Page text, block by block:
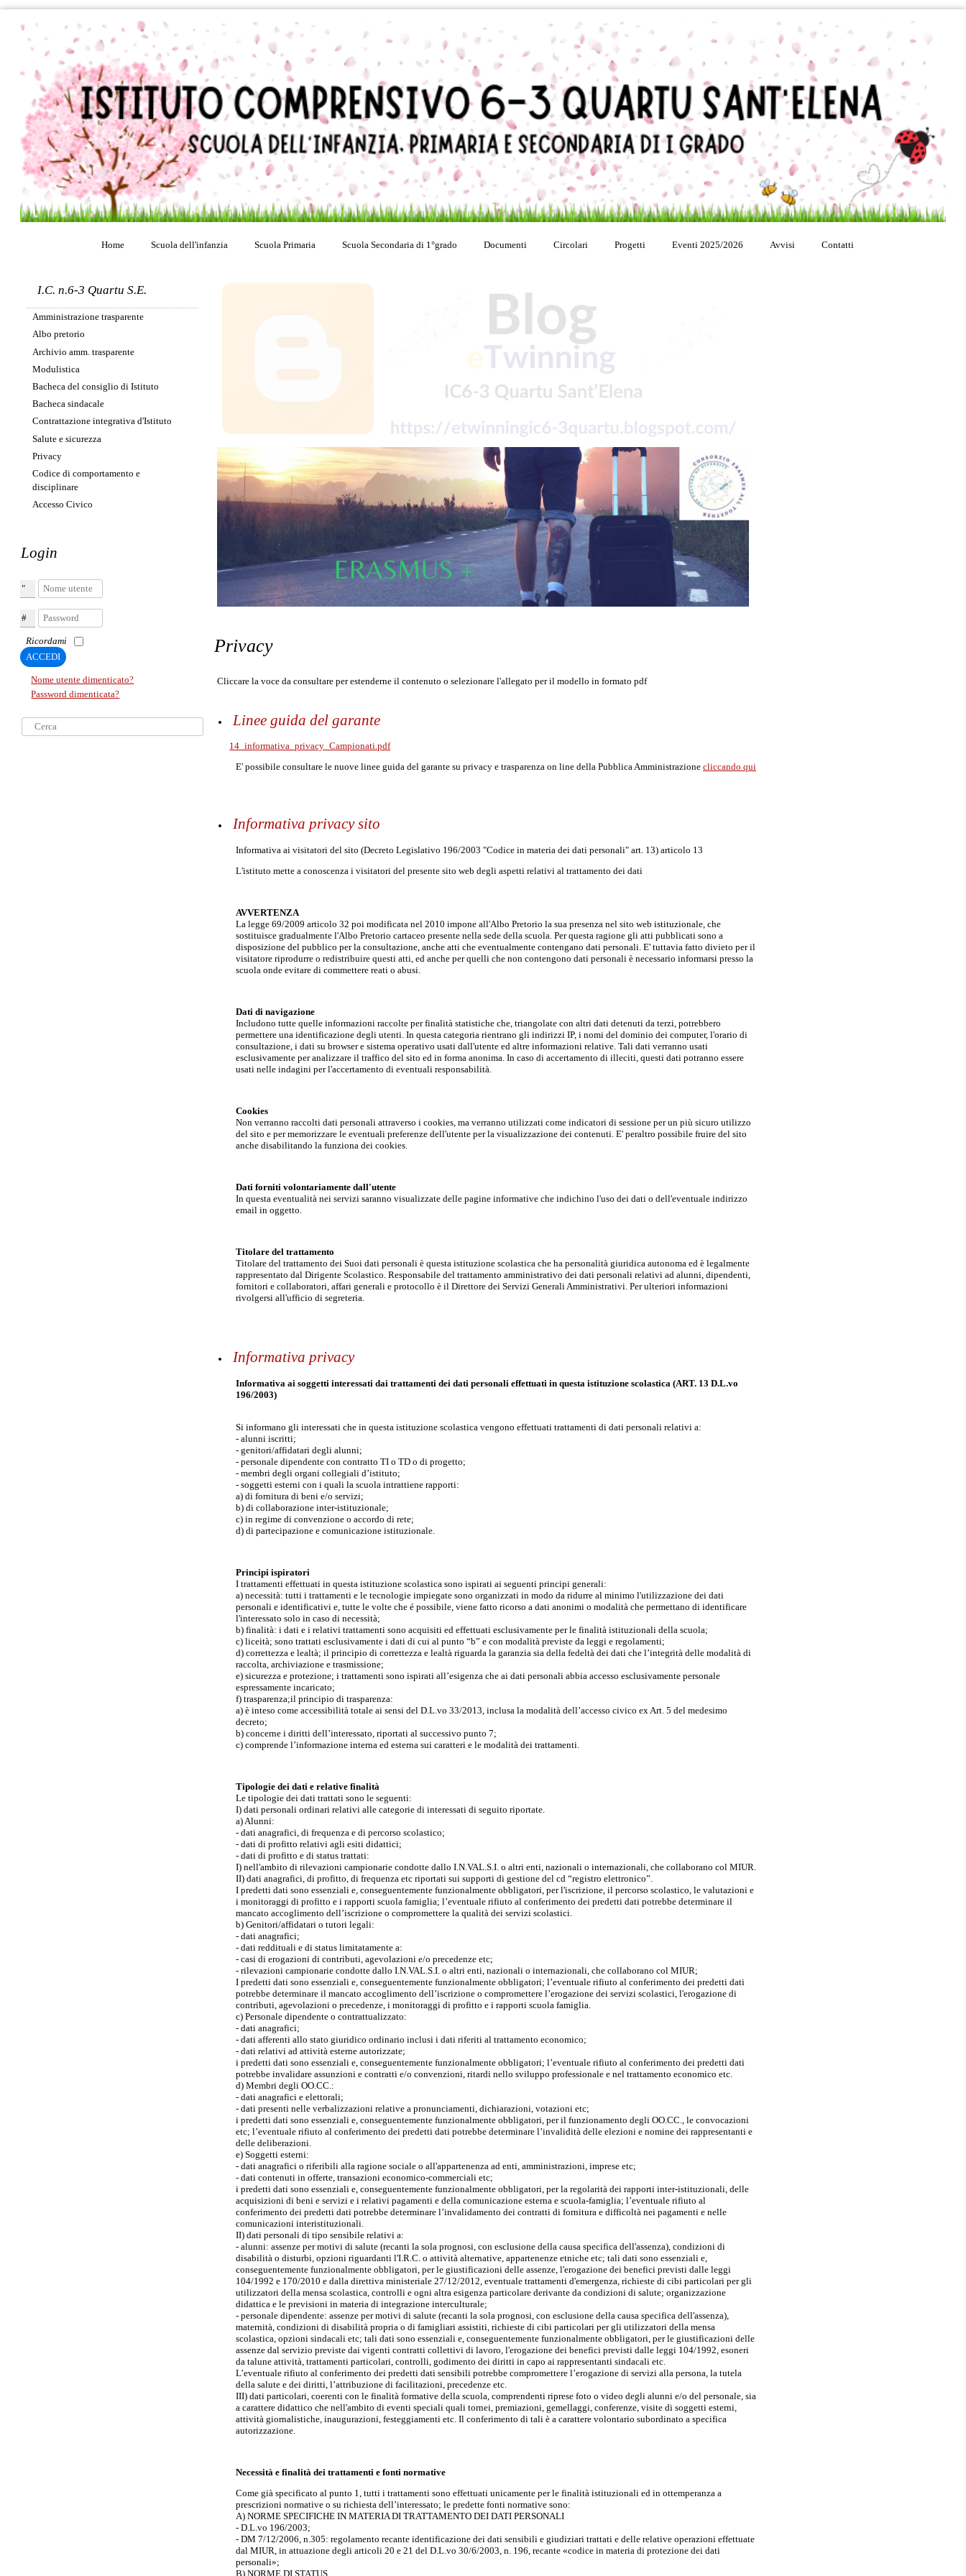
Home Scuola dell'infanzia Scuola Primaria Scuola Secondaria di 1°grado Documenti Circolari Progetti Eventi 2025/2026 Avvisi Contatti
I.C. n.6-3 Quartu S.E.
Amministrazione trasparente
Albo pretorio
Archivio amm. trasparente
Modulistica
Bacheca del consiglio di Istituto
Bacheca sindacale
Contrattazione integrativa d'Istituto
Salute e sicurezza
Privacy
Codice di comportamento e
disciplinare
Accesso Civico
Login
Nome utente
Password
Ricordami
ACCEDI
Nome utente dimenticato?
Password dimenticata?
Cerca...
Presentazione
Erasmus+
Privacy
Cliccare la voce da consultare per estenderne il contenuto o selezionare l'allegato per il modello in formato pdf
Linee guida del garante
14_informativa_privacy_Campionati.pdf
E' possibile consultare le nuove linee guida del garante su privacy e trasparenza on line della Pubblica Amministrazionecliccando qui
Informativa privacy sito
Informativa ai visitatori del sito (Decreto Legislativo 196/2003 "Codice in materia dei dati personali" art. 13) articolo 13
L'istituto mette a conoscenza i visitatori del presente sito web degli aspetti relativi al trattamento dei dati
AVVERTENZA
La legge 69/2009 articolo 32 poi modificata nel 2010 impone all'Albo Pretorio la sua presenza nel sito web istituzionale, che
sostituisce gradualmente l'Albo Pretorio cartaceo presente nella sede della scuola. Per questa ragione gli atti pubblicati sono a
disposizione del pubblico per la consultazione, anche atti che eventualmente contengano dati personali. E' tuttavia fatto divieto per il
visitatore riprodurre o redistribuire questi atti, ed anche per quelli che non contengono dati personali è necessario informarsi presso la
scuola onde evitare di commettere reati o abusi.
Dati di navigazione
Includono tutte quelle informazioni raccolte per finalità statistiche che, triangolate con altri dati detenuti da terzi, potrebbero
permettere una identificazione degli utenti. In questa categoria rientrano gli indirizzi IP, i nomi del dominio dei computer, l'orario di
consultazione, i dati su browser e sistema operativo usati dall'utente ed altre informazioni relative. Tali dati verranno usati
esclusivamente per analizzare il traffico del sito ed in forma anonima. In caso di accertamento di illeciti, questi dati potranno essere
usati nelle indagini per l'accertamento di eventuali responsabilità.
Cookies
Non verranno raccolti dati personali attraverso i cookies, ma verranno utilizzati come indicatori di sessione per un più sicuro utilizzo
del sito e per memorizzare le eventuali preferenze dell'utente per la visualizzazione dei contenuti. E' peraltro possibile fruire del sito
anche disabilitando la funziona dei cookies.
Dati forniti volontariamente dall'utente
In questa eventualità nei servizi saranno visualizzate delle pagine informative che indichino l'uso dei dati o dell'eventuale indirizzo
email in oggetto.
Titolare del trattamento
Titolare del trattamento dei Suoi dati personali è questa istituzione scolastica che ha personalità giuridica autonoma ed è legalmente
rappresentato dal Dirigente Scolastico. Responsabile del trattamento amministrativo dei dati personali relativi ad alunni, dipendenti,
fornitori e collaboratori, affari generali e protocollo è il Direttore dei Servizi Generali Amministrativi. Per ulteriori informazioni
rivolgersi all'ufficio di segreteria.
Informativa privacy
Informativa ai soggetti interessati dai trattamenti dei dati personali effettuati in questa istituzione scolastica (ART. 13 D.L.vo
196/2003)
Si informano gli interessati che in questa istituzione scolastica vengono effettuati trattamenti di dati personali relativi a:
- alunni iscritti;
- genitori/affidatari degli alunni;
- personale dipendente con contratto TI o TD o di progetto;
- membri degli organi collegiali d’istituto;
- soggetti esterni con i quali la scuola intrattiene rapporti:
a) di fornitura di beni e/o servizi;
b) di collaborazione inter-istituzionale;
c) in regime di convenzione o accordo di rete;
d) di partecipazione e comunicazione istituzionale.
Principi ispiratori
I trattamenti effettuati in questa istituzione scolastica sono ispirati ai seguenti principi generali:
a) necessità: tutti i trattamenti e le tecnologie impiegate sono organizzati in modo da ridurre al minimo l'utilizzazione dei dati
personali e identificativi e, tutte le volte che é possibile, viene fatto ricorso a dati anonimi o modalità che permettano di identificare
l'interessato solo in caso di necessità;
b) finalità: i dati e i relativi trattamenti sono acquisiti ed effettuati esclusivamente per le finalità istituzionali della scuola;
c) liceità; sono trattati esclusivamente i dati di cui al punto “b” e con modalità previste da leggi e regolamenti;
d) correttezza e lealtà; il principio di correttezza e lealtà riguarda la garanzia sia della fedeltà dei dati che l’integrità delle modalità di
raccolta, archiviazione e trasmissione;
e) sicurezza e protezione; i trattamenti sono ispirati all’esigenza che ai dati personali abbia accesso esclusivamente personale
espressamente incaricato;
f) trasparenza;il principio di trasparenza:
a) è inteso come accessibilità totale ai sensi del D.L.vo 33/2013, inclusa la modalità dell’accesso civico ex Art. 5 del medesimo
decreto;
b) concerne i diritti dell’interessato, riportati al successivo punto 7;
c) comprende l’informazione interna ed esterna sui caratteri e le modalità dei trattamenti.
Tipologie dei dati e relative finalità
Le tipologie dei dati trattati sono le seguenti:
I) dati personali ordinari relativi alle categorie di interessati di seguito riportate.
a) Alunni:
- dati anagrafici, di frequenza e di percorso scolastico;
- dati di profitto relativi agli esiti didattici;
- dati di profitto e di status trattati:
I) nell'ambito di rilevazioni campionarie condotte dallo I.N.VAL.S.I. o altri enti, nazionali o internazionali, che collaborano col MIUR.
II) dati anagrafici, di profitto, di frequenza etc riportati sui supporti di gestione del cd “registro elettronico”.
I predetti dati sono essenziali e, conseguentemente funzionalmente obbligatori, per l'iscrizione, il percorso scolastico, le valutazioni e
i monitoraggi di profitto e i rapporti scuola famiglia; l’eventuale rifiuto al conferimento dei predetti dati potrebbe determinare il
mancato accoglimento dell’iscrizione o compromettere la qualità dei servizi scolastici.
b) Genitori/affidatari o tutori legali:
- dati anagrafici;
- dati reddituali e di status limitatamente a:
- casi di erogazioni di contributi, agevolazioni e/o precedenze etc;
- rilevazioni campionarie condotte dallo I.N.VAL.S.I. o altri enti, nazionali o internazionali, che collaborano col MIUR;
I predetti dati sono essenziali e, conseguentemente funzionalmente obbligatori; l’eventuale rifiuto al conferimento dei predetti dati
potrebbe determinare il mancato accoglimento dell’iscrizione o compromettere l’erogazione dei servizi scolastici, l'erogazione di
contributi, agevolazioni o precedenze, i monitoraggi di profitto e i rapporti scuola famiglia.
c) Personale dipendente o contrattualizzato:
- dati anagrafici;
- dati afferenti allo stato giuridico ordinario inclusi i dati riferiti al trattamento economico;
- dati relativi ad attività esterne autorizzate;
i predetti dati sono essenziali e, conseguentemente funzionalmente obbligatori; l’eventuale rifiuto al conferimento dei predetti dati
potrebbe invalidare assunzioni e contratti e/o convenzioni, ritardi nello sviluppo professionale e nel trattamento economico etc.
d) Membri degli OO.CC.:
- dati anagrafici e elettorali;
- dati presenti nelle verbalizzazioni relative a pronunciamenti, dichiarazioni, votazioni etc;
i predetti dati sono essenziali e, conseguentemente funzionalmente obbligatori, per il funzionamento degli OO.CC., le convocazioni
etc; l’eventuale rifiuto al conferimento dei predetti dati potrebbe determinare l’invalidità delle elezioni e nomine dei rappresentanti e
delle deliberazioni.
e) Soggetti esterni:
- dati anagrafici o riferibili alla ragione sociale o all'appartenenza ad enti, amministrazioni, imprese etc;
- dati contenuti in offerte, transazioni economico-commerciali etc;
i predetti dati sono essenziali e, conseguentemente funzionalmente obbligatori, per la regolarità dei rapporti inter-istituzionali, delle
acquisizioni di beni e servizi e i relativi pagamenti e della comunicazione esterna e scuola-famiglia; l’eventuale rifiuto al
conferimento dei predetti dati potrebbe determinare l’invalidamento dei contratti di fornitura e difficoltà nei pagamenti e nelle
comunicazioni interistituzionali.
II) dati personali di tipo sensibile relativi a:
- alunni: assenze per motivi di salute (recanti la sola prognosi, con esclusione della causa specifica dell'assenza), condizioni di
disabilità o disturbi, opzioni riguardanti l'I.R.C. o attività alternative, appartenenze etniche etc; tali dati sono essenziali e,
conseguentemente funzionalmente obbligatori, per le giustificazioni delle assenze, l'erogazione dei benefici previsti dalle leggi
104/1992 e 170/2010 e dalla direttiva ministeriale 27/12/2012, eventuale trattamenti d'emergenza, richieste di cibi particolari per gli
utilizzatori della mensa scolastica, controlli e ogni altra esigenza particolare derivante da condizioni di salute; organizzazione
didattica e le previsioni in materia di integrazione interculturale;
- personale dipendente: assenze per motivi di salute (recanti la sola prognosi, con esclusione della causa specifica dell'assenza),
maternità, condizioni di disabilità propria o di famigliari assistiti, richieste di cibi particolari per gli utilizzatori della mensa
scolastica, opzioni sindacali etc; tali dati sono essenziali e, conseguentemente funzionalmente obbligatori, per le giustificazioni delle
assenze dal servizio previste dai vigenti contratti collettivi di lavoro, l'erogazione dei benefici previsti dalle leggi 104/1992, esoneri
da talune attività, trattamenti particolari, controlli, godimento dei diritti in capo ai rappresentanti sindacali etc.
L’eventuale rifiuto al conferimento dei predetti dati sensibili potrebbe compromettere l’erogazione di servizi alla persona, la tutela
della salute e dei diritti, l’attribuzione di facilitazioni, precedenze etc.
III) dati particolari, coerenti con le finalità formative della scuola, comprendenti riprese foto o video degli alunni e/o del personale, sia
a carattere didattico che nell'ambito di eventi speciali quali tornei, premiazioni, gemellaggi, conferenze, visite di soggetti esterni,
attività giornalistiche, inaugurazioni, festeggiamenti etc. Il conferimento di tali è a carattere volontario subordinato a specifica
autorizzazione.
Necessità e finalità dei trattamenti e fonti normative
Come già specificato al punto 1, tutti i trattamenti sono effettuati unicamente per le finalità istituzionali ed in ottemperanza a
prescrizioni normative o su richiesta dell’interessato; le predette fonti normative sono:
A) NORME SPECIFICHE IN MATERIA DI TRATTAMENTO DEI DATI PERSONALI
- D.L.vo 196/2003;
- DM 7/12/2006, n.305: regolamento recante identificazione dei dati sensibili e giudiziari trattati e delle relative operazioni effettuate
dal MIUR, in attuazione degli articoli 20 e 21 del D.L.vo 30/6/2003, n. 196, recante «codice in materia di protezione dei dati
personali»;
B) NORME DI STATUS